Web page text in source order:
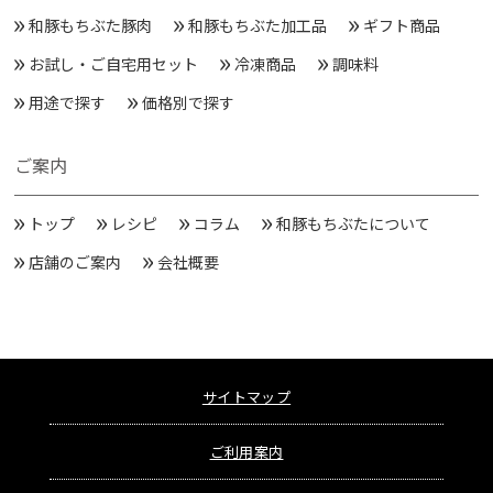
和豚もちぶた豚肉 和豚もちぶた加工品
ギフト商品
お試し・ご自宅用セット
冷凍商品
調味料
用途で探す
価格別で探す
ご案内
トップ レシピ コラム
和豚もちぶたについて
店舗のご案内
会社概要
サイトマップ
ご利用案内